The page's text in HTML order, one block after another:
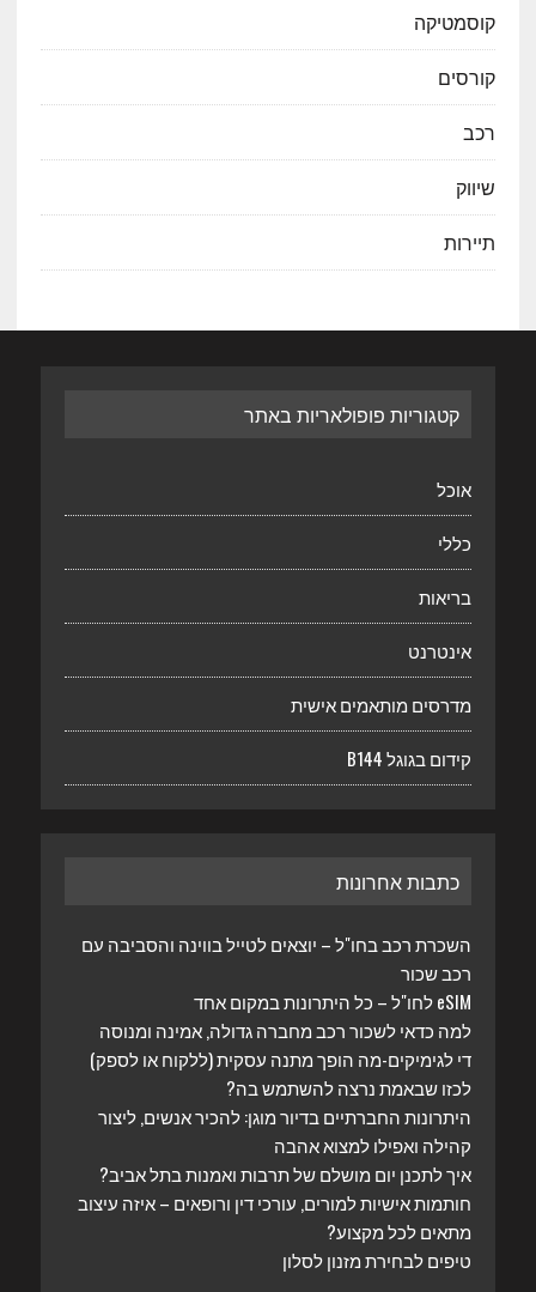
קוסמטיקה
קורסים
רכב
שיווק
תיירות
קטגוריות פופולאריות באתר
אוכל
כללי
בריאות
אינטרנט
מדרסים מותאמים אישית
קידום בגוגל B144
כתבות אחרונות
השכרת רכב בחו"ל – יוצאים לטייל בווינה והסביבה עם
רכב שכור
eSIM לחו"ל – כל היתרונות במקום אחד
למה כדאי לשכור רכב מחברה גדולה, אמינה ומנוסה
די לגימיקים-מה הופך מתנה עסקית (ללקוח או לספק)
לכזו שבאמת נרצה להשתמש בה?
היתרונות החברתיים בדיור מוגן: להכיר אנשים, ליצור
קהילה ואפילו למצוא אהבה
איך לתכנן יום מושלם של תרבות ואמנות בתל אביב?
חותמות אישיות למורים, עורכי דין ורופאים – איזה עיצוב
מתאים לכל מקצוע?
טיפים לבחירת מזנון לסלון